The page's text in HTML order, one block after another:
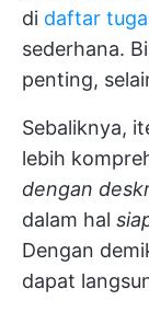
di daftar
sederhana.
penting,
Sebaliknya,
lebih
dengan
dalam hal
Dengan
dapat